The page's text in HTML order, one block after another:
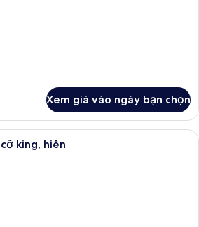
Xem giá vào ngày bạn chọn
king, hiên